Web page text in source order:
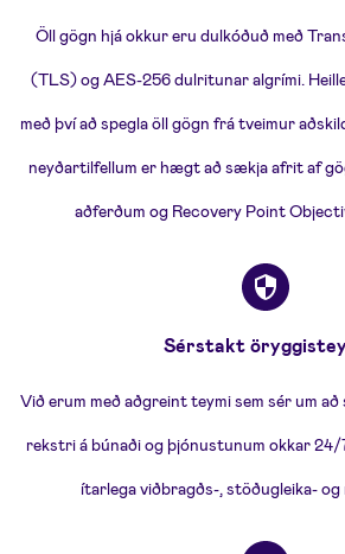
Öll gögn hjá okkur eru dulkóðuð með
(TLS) og AES-256 dulritunar algrími.
með því að spegla öll gögn frá tveimur
neyðartilfellum er hægt að sækja afrit af
aðferðum og Recovery Point
Sérstakt
Við erum með aðgreint teymi sem sér um
rekstri á búnaði og þjónustunum okkar 24/
ítarlega viðbragðs-, stöðugleika-